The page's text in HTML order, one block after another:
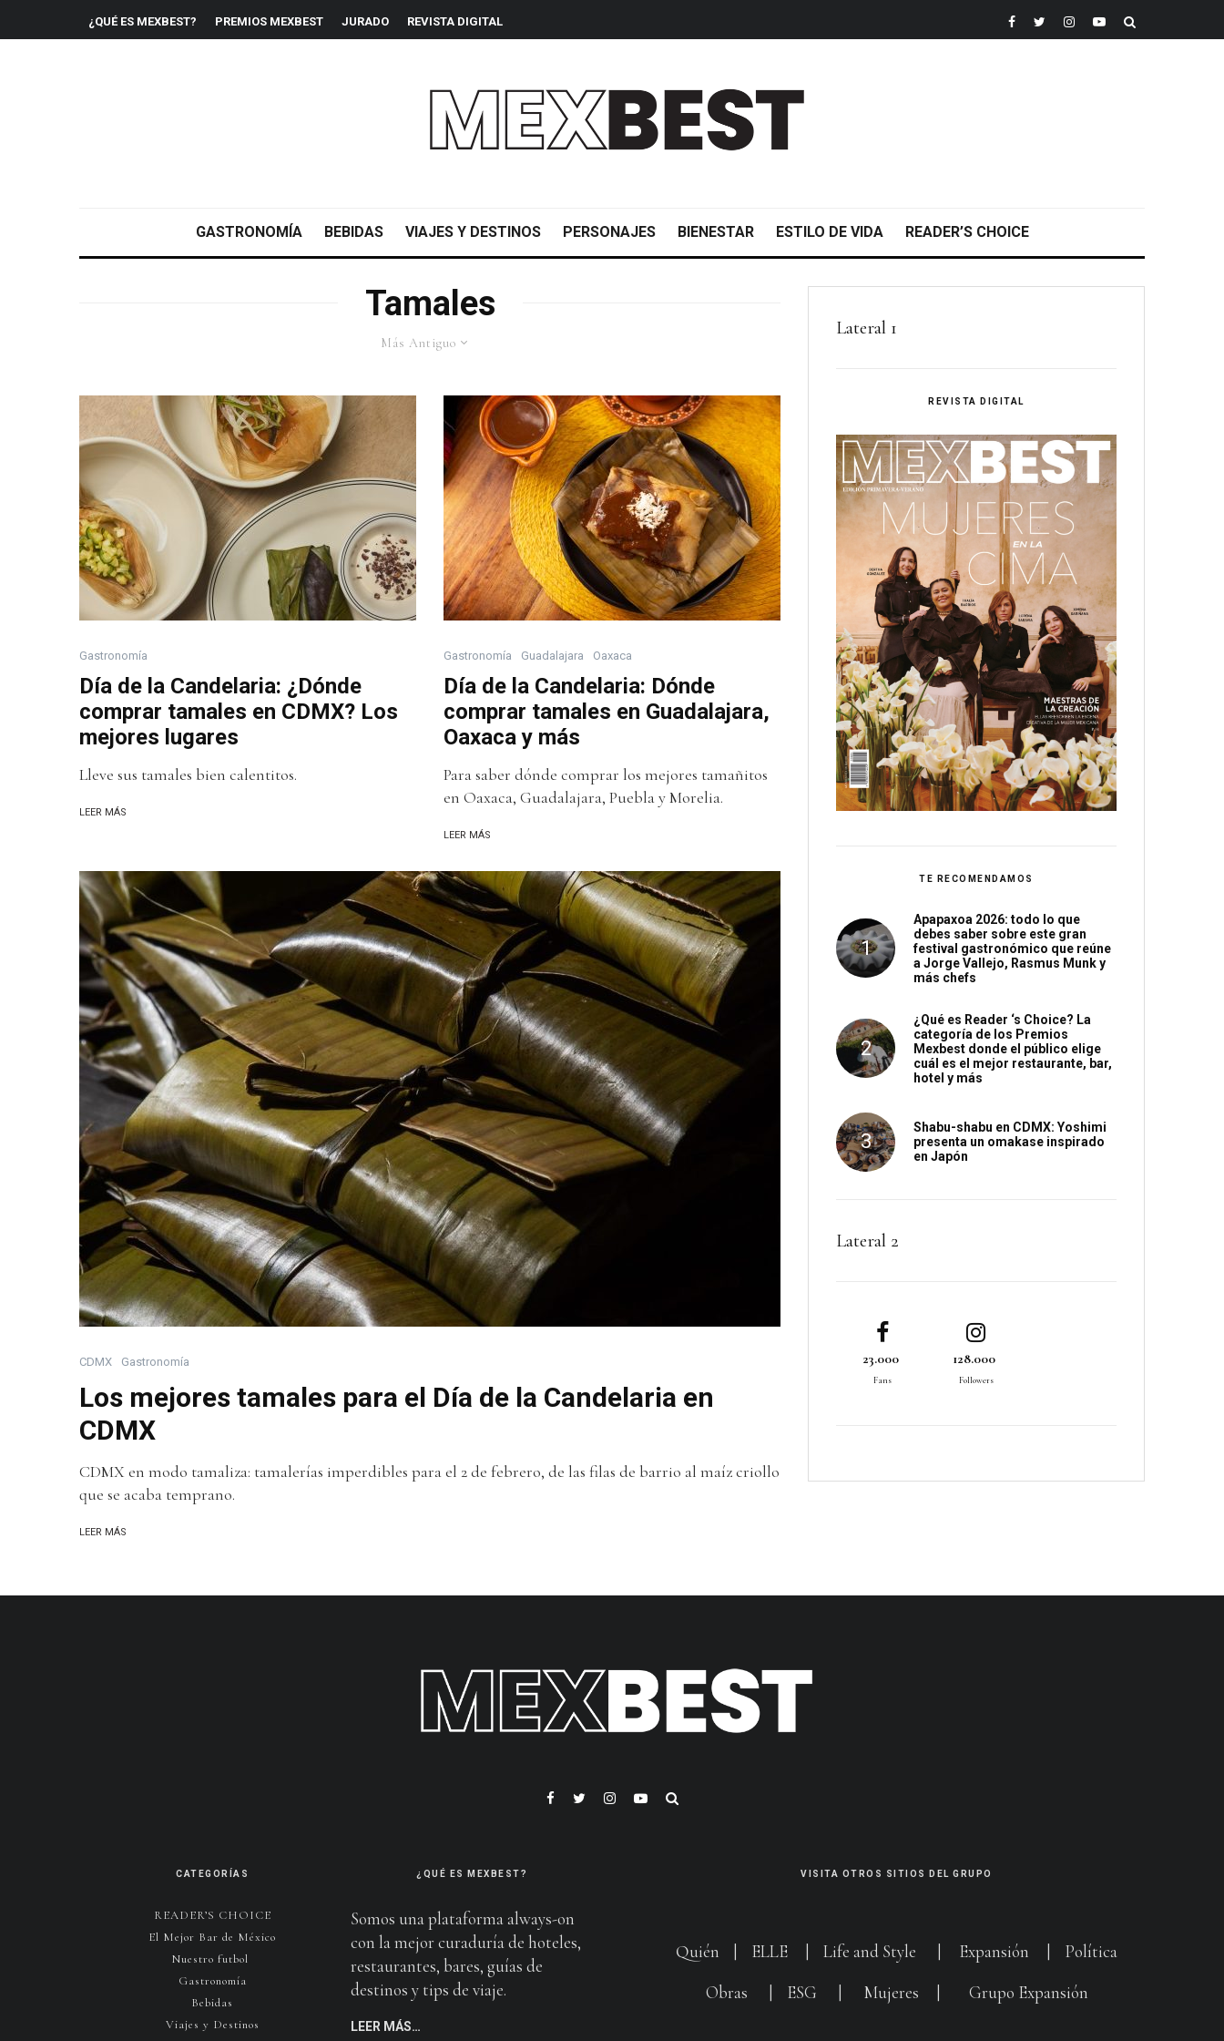
¿QUÉ ES MEXBEST? PREMIOS MEXBEST JURADO REVISTA DIGITAL
GASTRONOMÍA BEBIDAS VIAJES Y DESTINOS PERSONAJES BIENESTAR ESTILO DE VIDA READER’S CHOICE
Tamales
Más Antiguo
Gastronomía
Día de la Candelaria: ¿Dónde
comprar tamales en CDMX? Los
mejores lugares
Lleve sus tamales bien calentitos.
LEER MÁS
Gastronomía Guadalajara Oaxaca
Día de la Candelaria: Dónde
comprar tamales en Guadalajara,
Oaxaca y más
Para saber dónde comprar los mejores tamañitos
en Oaxaca, Guadalajara, Puebla y Morelia.
LEER MÁS
CDMX Gastronomía
Los mejores tamales para el Día de la Candelaria en
CDMX
CDMX en modo tamaliza: tamalerías imperdibles para el 2 de febrero, de las filas de barrio al maíz criollo
que se acaba temprano.
LEER MÁS
Lateral 1
REVISTA DIGITAL
TE RECOMENDAMOS
Apapaxoa 2026: todo lo que
debes saber sobre este gran
festival gastronómico que reúne
a Jorge Vallejo, Rasmus Munk y
más chefs
¿Qué es Reader ‘s Choice? La
categoría de los Premios
Mexbest donde el público elige
cuál es el mejor restaurante, bar,
hotel y más
Shabu-shabu en CDMX: Yoshimi
presenta un omakase inspirado
en Japón
Lateral 2
23.000
Fans
128.000
Followers
CATEGORÍAS
READER’S CHOICE
El Mejor Bar de México
Nuestro futbol
Gastronomía
Bebidas
Viajes y Destinos
¿QUÉ ES MEXBEST?
Somos una plataforma always-on
con la mejor curaduría de hoteles,
restaurantes, bares, guías de
destinos y tips de viaje.
LEER MÁS…
VISITA OTROS SITIOS DEL GRUPO
Quién ELLE Life and Style Expansión
Política
Obras
ESG Mujeres Grupo Expansión